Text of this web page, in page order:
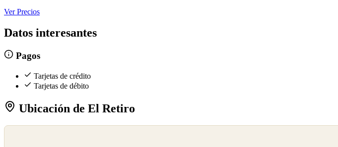
Ver Precios
Datos interesantes
Pagos
Tarjetas de crédito
Tarjetas de débito
Ubicación de El Retiro